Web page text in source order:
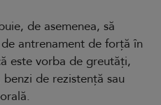
de asemenea, să
antrenament de forță în
este vorba de greutăți,
de rezistență sau